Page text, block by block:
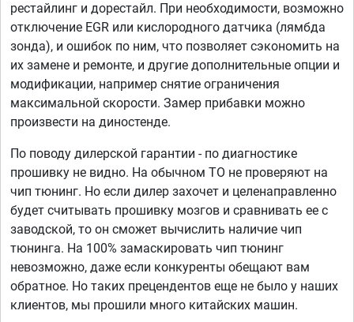
рестайлинг и дорестайл. При необходимости, возможно
отключение EGR или кислородного датчика (лямбда
зонда), и ошибок по ним, что позволяет сэкономить на
их замене и ремонте, и другие дополнительные опции и
модификации, например снятие ограничения
максимальной скорости. Замер прибавки можно
произвести на диностенде.
По поводу дилерской гарантии - по диагностике
прошивку не видно. На обычном ТО не проверяют на
чип тюнинг. Но если дилер захочет и целенаправленно
будет считывать прошивку мозгов и сравнивать ее с
заводской, то он сможет вычислить наличие чип
тюнинга. На 100% замаскировать чип тюнинг
невозможно, даже если конкуренты обещают вам
обратное. Но таких прецендентов еще не было у наших
клиентов, мы прошили много китайских машин.